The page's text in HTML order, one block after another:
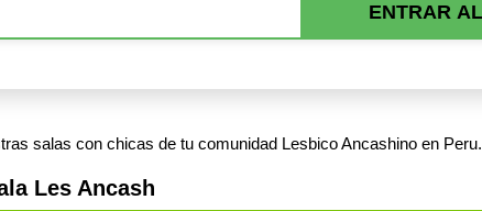
ENTRAR
salas con chicas de tu comunidad Lesbico Ancashino en Peru.
Les Ancash